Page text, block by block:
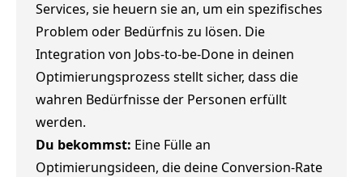
Services, sie heuern sie an, um ein spezifisches
Problem oder Bedürfnis zu lösen. Die
Integration von Jobs-to-be-Done in deinen
Optimierungsprozess stellt sicher, dass die
wahren Bedürfnisse der Personen erfüllt
werden.
Du bekommst: Eine Fülle an
Optimierungsideen, die deine Conversion-Rate